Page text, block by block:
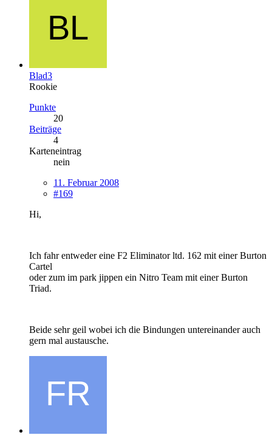
Blad3
Rookie
Punkte
20
Beiträge
4
Karteneintrag
nein
11. Februar 2008
#169
Hi,
Ich fahr entweder eine F2 Eliminator ltd. 162 mit einer Burton
Cartel
oder zum im park jippen ein Nitro Team mit einer Burton
Triad.
Beide sehr geil wobei ich die Bindungen untereinander auch
gern mal austausche.